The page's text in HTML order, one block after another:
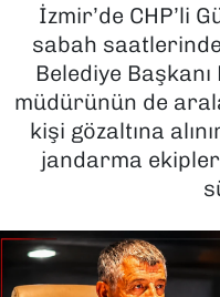
İzmir’de CHP’li
sabah
Belediye
müdürünün de
kişi gözaltına
jandarma
MAGAZİN
POLİTİKA
SAĞLIK
TEKNOLOJİ
Haber Arşivi